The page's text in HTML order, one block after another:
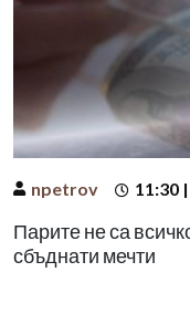
npetrov 11:30
Парите не са
сбъднати мечти